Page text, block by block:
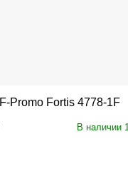
Торшер F-Promo Fortis 4778-1F
В наличии